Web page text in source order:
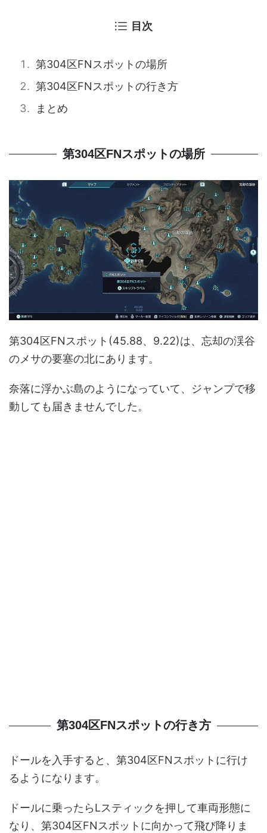
目次
第304区FNスポットの場所
第304区FNスポットの行き方
まとめ
第304区FNスポットの場所
第304区FNスポット(45.88、9.22)は、忘却の渓谷
のメサの要塞の北にあります。
奈落に浮かぶ島のようになっていて、ジャンプで移
動しても届きませんでした。
第304区FNスポットの行き方
ドールを入手すると、第304区FNスポットに行け
るようになります。
ドールに乗ったらLスティックを押して車両形態に
なり、第304区FNスポットに向かって飛び降りま